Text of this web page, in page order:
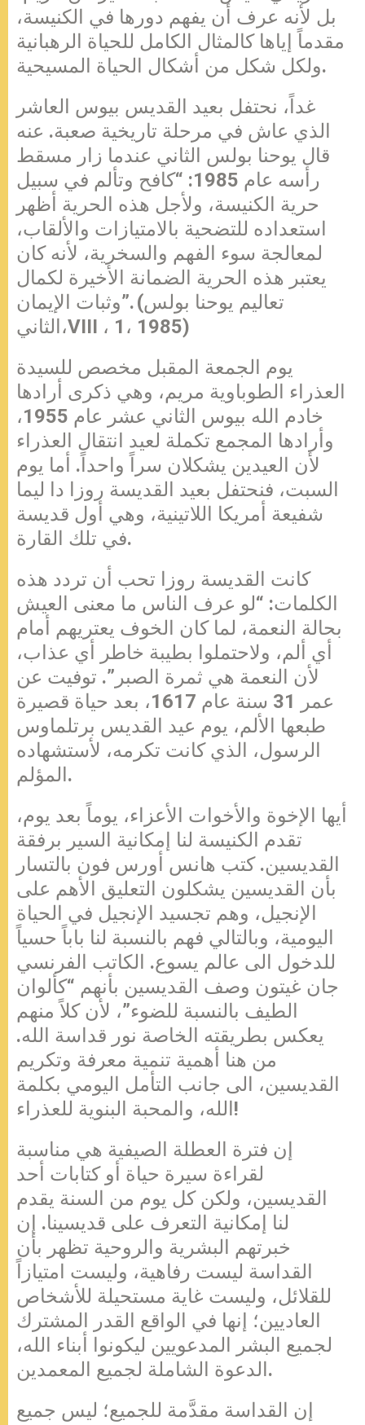
بل لأنه عرف أن يفهم دورها في الكنيسة،
مقدماً إياها كالمثال الكامل للحياة الرهبانية
ولكل شكل من أشكال الحياة المسيحية.
غداً، نحتفل بعيد القديس بيوس العاشر
الذي عاش في مرحلة تاريخية صعبة. عنه
قال يوحنا بولس الثاني عندما زار مسقط
رأسه عام 1985: “كافح وتألم في سبيل
حرية الكنيسة، ولأجل هذه الحرية أظهر
استعداده للتضحية بالامتيازات والألقاب،
لمعالجة سوء الفهم والسخرية، لأنه كان
يعتبر هذه الحرية الضمانة الأخيرة لكمال
وثبات الإيمان”. (تعاليم يوحنا بولس
الثاني،VIII ، 1، 1985)
يوم الجمعة المقبل مخصص للسيدة
العذراء الطوباوية مريم، وهي ذكرى أرادها
خادم الله بيوس الثاني عشر عام 1955،
وأرادها المجمع تكملة لعيد انتقال العذراء
لأن العيدين يشكلان سراً واحداً. أما يوم
السبت، فنحتفل بعيد القديسة روزا دا ليما
شفيعة أمريكا اللاتينية، وهي أول قديسة
في تلك القارة.
كانت القديسة روزا تحب أن تردد هذه
الكلمات: “لو عرف الناس ما معنى العيش
بحالة النعمة، لما كان الخوف يعتريهم أمام
أي ألم، ولاحتملوا بطيبة خاطر أي عذاب،
لأن النعمة هي ثمرة الصبر”. توفيت عن
عمر 31 سنة عام 1617، بعد حياة قصيرة
طبعها الألم، يوم عيد القديس برتلماوس
الرسول، الذي كانت تكرمه، لأستشهاده
المؤلم.
أيها الإخوة والأخوات الأعزاء، يوماً بعد يوم،
تقدم الكنيسة لنا إمكانية السير برفقة
القديسين. كتب هانس أورس فون بالتسار
بأن القديسين يشكلون التعليق الأهم على
الإنجيل، وهم تجسيد الإنجيل في الحياة
اليومية، وبالتالي فهم بالنسبة لنا باباً حسياً
للدخول الى عالم يسوع. الكاتب الفرنسي
جان غيتون وصف القديسين بأنهم “كألوان
الطيف بالنسبة للضوء”، لأن كلاً منهم
يعكس بطريقته الخاصة نور قداسة الله.
من هنا أهمية تنمية معرفة وتكريم
القديسين، الى جانب التأمل اليومي بكلمة
الله، والمحبة البنوية للعذراء!
إن فترة العطلة الصيفية هي مناسبة
لقراءة سيرة حياة أو كتابات أحد
القديسين، ولكن كل يوم من السنة يقدم
لنا إمكانية التعرف على قديسينا. إن
خبرتهم البشرية والروحية تظهر بأن
القداسة ليست رفاهية، وليست امتيازاً
للقلائل، وليست غاية مستحيلة للأشخاص
العاديين؛ إنها في الواقع القدر المشترك
لجميع البشر المدعويين ليكونوا أبناء الله،
الدعوة الشاملة لجميع المعمدين.
إن القداسة مقدَّمة للجميع؛ ليس جميع